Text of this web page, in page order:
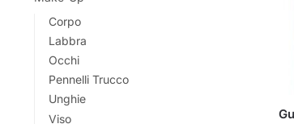
Corpo
Labbra
Occhi
Pennelli Trucco
Unghie
Viso